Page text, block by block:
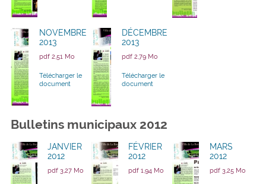
NOVEMBRE
2013
pdf 2,51 Mo
Télécharger le
document
DÉCEMBRE
2013
pdf 2,79 Mo
Télécharger le
document
Bulletins municipaux 2012
JANVIER
2012
pdf 3,27 Mo
FÉVRIER
2012
pdf 1,94 Mo
MARS
2012
pdf 3,25 Mo